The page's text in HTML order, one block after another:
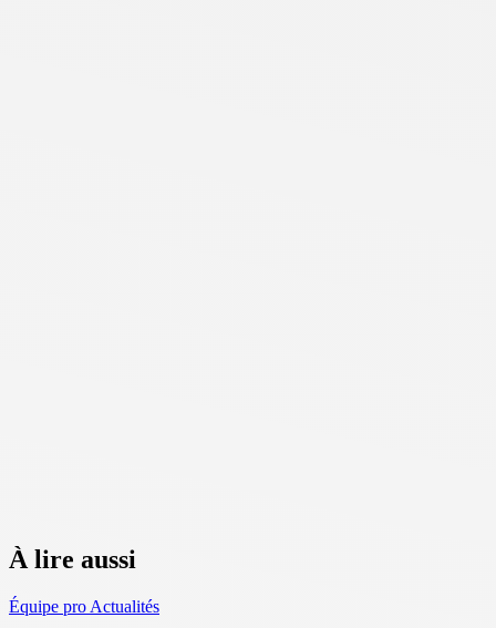
À lire aussi
Équipe pro Actualités